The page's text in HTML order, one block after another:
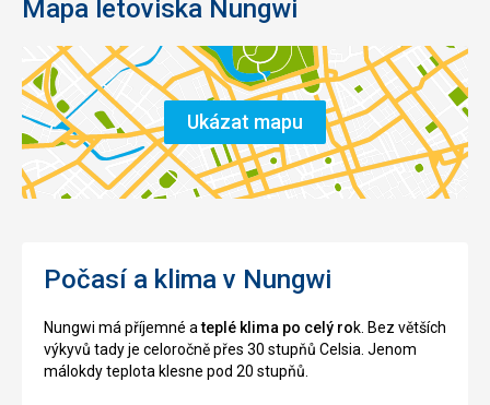
Mapa letoviska Nungwi
Ukázat mapu
Počasí a klima v Nungwi
Nungwi má příjemné ateplé klima po celý rok. Bez větších
výkyvů tady je celoročně přes 30 stupňů Celsia. Jenom
málokdy teplota klesne pod 20 stupňů.